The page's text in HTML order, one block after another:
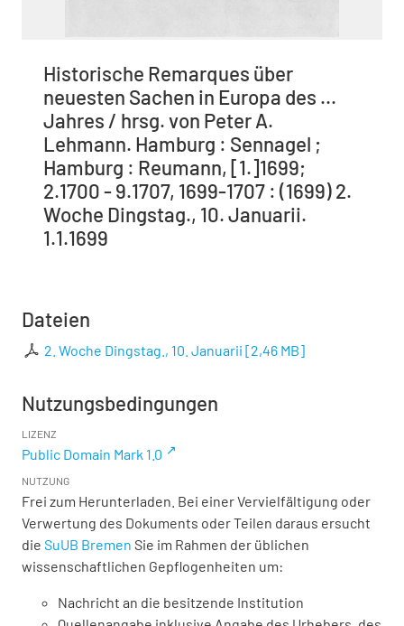
Historische Remarques über
neuesten Sachen in Europa des ...
Jahres / hrsg. von Peter A.
Lehmann. Hamburg : Sennagel ;
Hamburg : Reumann, [1.]1699;
2.1700 - 9.1707, 1699-1707 : (1699) 2.
Woche Dingstag., 10. Januarii.
1.1.1699
Dateien
2. Woche Dingstag., 10. Januarii [2,46 MB]
Nutzungsbedingungen
LIZENZ
Public Domain Mark 1.0
NUTZUNG
Frei zum Herunterladen. Bei einer Vervielfältigung oder
Verwertung des Dokuments oder Teilen daraus ersucht
die SuUB Bremen Sie im Rahmen der üblichen
wissenschaftlichen Gepflogenheiten um:
Nachricht an die besitzende Institution